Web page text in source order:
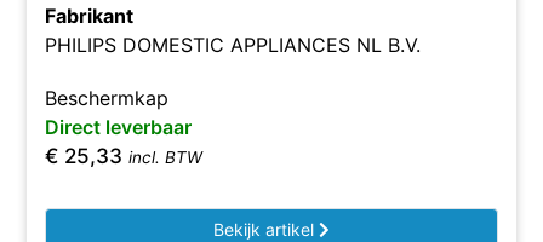
Fabrikant
PHILIPS DOMESTIC APPLIANCES NL B.V.
Beschermkap
Direct leverbaar
€ 25,33 incl. BTW
Bekijk artikel